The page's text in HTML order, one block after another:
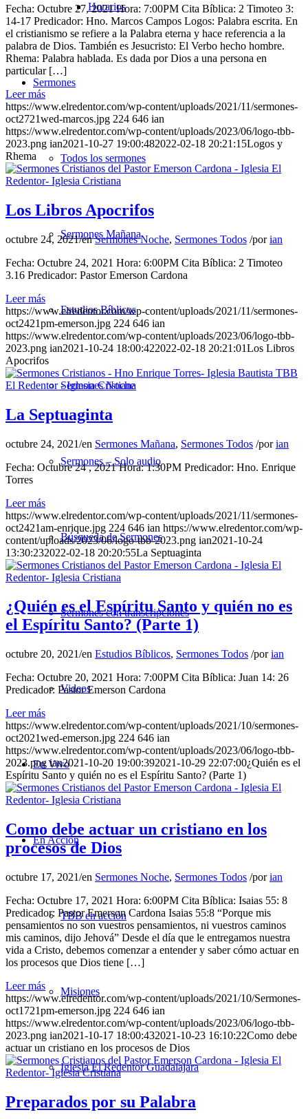
Horarios
Sermones
Todos los sermones
Sermones Mañana
Estudios Bíblicos
Sermones Noche
Sermones – Solo audio
Búsqueda de Sermones
Sermones con transcripciones
Videos
En Vivo
En Acción
TBB en acción
Misiones
Iglesia El Redentor Guadalajara
Fecha: Octubre 27, 2021 Hora: 7:00PM Cita Bíblica: 2 Timoteo 3:
14-17 Predicador: Hno. Marcos Campos Logos: Palabra escrita. En
el cristianismo se refiere a la Palabra eterna y hace referencia a la
palabra de Dios. También es Jesucristo: El Verbo hecho hombre.
Rhema: Palabra hablada. Es dada por Dios a una persona en
particular […]
Leer más
https://www.elredentor.com/wp-content/uploads/2021/11/sermones-
oct2721wed-marcos.jpg 224 646 ian
https://www.elredentor.com/wp-content/uploads/2023/06/logo-tbb-
2023.png ian2021-10-27 19:00:482022-02-18 20:21:15Logos y
Rhema
Los Libros Apocrifos
octubre 24, 2021/enSermones Noche, Sermones Todos /porian
Fecha: Octubre 24, 2021 Hora: 6:00PM Cita Bíblica: 2 Timoteo
3.16 Predicador: Pastor Emerson Cardona
Leer más
https://www.elredentor.com/wp-content/uploads/2021/11/sermones-
oct2421pm-emerson.jpg 224 646 ian
https://www.elredentor.com/wp-content/uploads/2023/06/logo-tbb-
2023.png ian2021-10-24 18:00:422022-02-18 20:21:01Los Libros
Apocrifos
La Septuaginta
octubre 24, 2021/en Sermones Mañana, Sermones Todos /porian
Fecha: Octubre 24 , 2021 Hora: 1:30PM Predicador: Hno. Enrique
Torres
Leer más
https://www.elredentor.com/wp-content/uploads/2021/11/sermones-
oct2421am-enrique.jpg 224 646 ian https://www.elredentor.com/wp-
content/uploads/2023/06/logo-tbb-2023.png ian2021-10-24
13:30:232022-02-18 20:20:55La Septuaginta
¿Quién es el Espíritu Santo y quién no es
el Espíritu Santo? (Parte 1)
octubre 20, 2021/en Estudios Bíblicos, Sermones Todos /porian
Fecha: Octubre 20, 2021 Hora: 7:00PM Cita Bíblica: Juan 14: 26
Predicador: Pastor Emerson Cardona
Leer más
https://www.elredentor.com/wp-content/uploads/2021/10/sermones-
oct2021wed-emerson.jpg 224 646 ian
https://www.elredentor.com/wp-content/uploads/2023/06/logo-tbb-
2023.png ian2021-10-20 19:00:392021-10-29 22:07:00¿Quién es el
Espíritu Santo y quién no es el Espíritu Santo? (Parte 1)
Como debe actuar un cristiano en los
procesos de Dios
octubre 17, 2021/en Sermones Noche, Sermones Todos /porian
Fecha: Octubre 17, 2021 Hora: 6:00PM Cita Bíblica: Isaias 55: 8
Predicador: Pastor Emerson Cardona Isaias 55:8 “Porque mis
pensamientos no son vuestros pensamientos, ni vuestros caminos
mis caminos, dijo Jehová” Desde el día que le entregamos nuestra
vida a Cristo, debemos comenzar a entender y saber cómo actuar en
los procesos que Dios tiene […]
Leer más
https://www.elredentor.com/wp-content/uploads/2021/10/Sermones-
oct1721pm-emerson.jpg 224 646 ian
https://www.elredentor.com/wp-content/uploads/2023/06/logo-tbb-
2023.png ian2021-10-17 18:00:432021-10-23 16:10:22Como debe
actuar un cristiano en los procesos de Dios
Preparados por su Palabra